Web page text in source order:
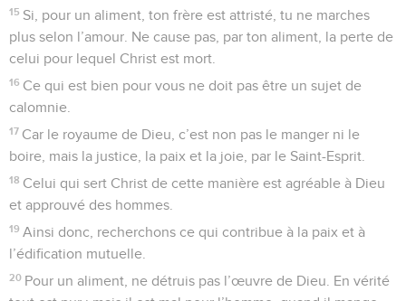
15 Si, pour un aliment, ton frère est attristé, tu ne marches
plus selon l’amour. Ne cause pas, par ton aliment, la perte de
celui pour lequel Christ est mort.
16 Ce qui est bien pour vous ne doit pas être un sujet de
calomnie.
17 Car le royaume de Dieu, c’est non pas le manger ni le
boire, mais la justice, la paix et la joie, par le Saint-Esprit.
18 Celui qui sert Christ de cette manière est agréable à Dieu
et approuvé des hommes.
19 Ainsi donc, recherchons ce qui contribue à la paix et à
l’édification mutuelle.
20 Pour un aliment, ne détruis pas l’œuvre de Dieu. En vérité